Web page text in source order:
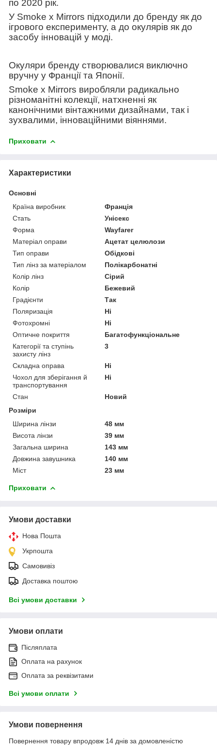
по 2020 рік.
У Smoke x Mirrors підходили до бренду як до
ігрового експерименту, а до окулярів як до
засобу інновацій у моді.
Окуляри бренду створювалися виключно
вручну у Франції та Японії.
Smoke x Mirrors виробляли радикально
різноманітні колекції, натхненні як
канонічними вінтажними дизайнами, так і
зухвалими, інноваційними віяннями.
Приховати
Характеристики
Основні
Країна виробник
Франція
Стать
Унісекс
Форма
Wayfarer
Матеріал оправи
Ацетат целюлози
Тип оправи
Обідкові
Тип лінз за матеріалом
Полікарбонатні
Колір лінз
Сірий
Колір
Бежевий
Градієнти
Так
Поляризація
Ні
Фотохромні
Ні
Оптичне покриття
Багатофункціональне
Категорії та ступінь
захисту лінз
3
Складна оправа
Ні
Чохол для зберігання й
транспортування
Ні
Стан
Новий
Розміри
Ширина лінзи
48 мм
Висота лінзи
39 мм
Загальна ширина
143 мм
Довжина завушника
140 мм
Міст
23 мм
Приховати
Умови доставки
Нова Пошта
Укрпошта
Самовивіз
Доставка поштою
Всі умови доставки
Умови оплати
Післяплата
Оплата на рахунок
Оплата за реквізитами
Всі умови оплати
Умови повернення
Повернення товару впродовж 14 днів за домовленістю